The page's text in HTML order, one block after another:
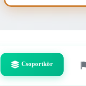
Csoportkör